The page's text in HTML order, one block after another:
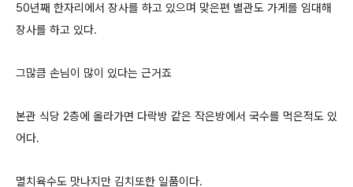
50년째 한자리에서 장사를 하고 있으며 맞은편 별관도 가게를 임대해
장사를 하고 있다.
그많큼 손님이 많이 있다는 근거죠
본관 식당 2층에 올라가면 다락방 같은 작은방에서 국수를 먹은적도 있
어다.
멸치육수도 맛나지만 김치또한 일품이다.